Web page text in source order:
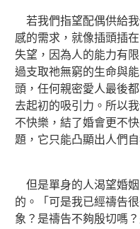
若我們指望配偶供給
感的需求，就像插頭插
失望，因為人的能力有
過支取祂無窮的生命與
頭，任何親密愛人最後
去起初的吸引力。所以
不快樂，結了婚會更不
題，它只能凸顯出人們自
但是單身的人渴望婚
的。「可是我已經禱告
象？是禱告不夠殷切嗎